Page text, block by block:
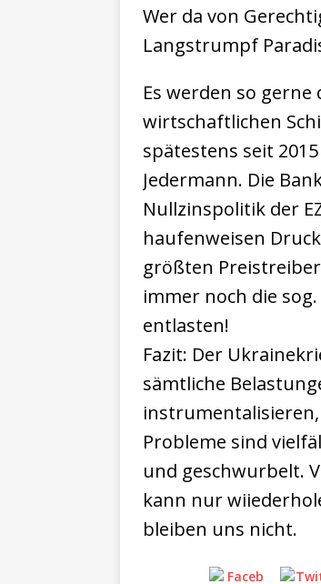
Wer da von
Langstrumpf
Es werden so
wirtschaftlichen
spätestens seit
Jedermann. Die
Nullzinspolitik der
haufenweisen
größten
immer noch die
entlasten!
Fazit: Der
sämtliche
Probleme sind
und geschwurbelt.
kann nur
bleiben uns nicht.